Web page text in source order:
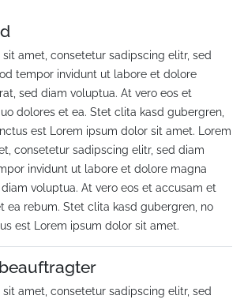
sit amet, consetetur sadipscing elitr, sed
tempor invidunt ut labore et dolore
sed diam voluptua. At vero eos et
dolores et ea. Stet clita kasd gubergren,
est Lorem ipsum dolor sit amet. Lorem
consetetur sadipscing elitr, sed diam
invidunt ut labore et dolore magna
voluptua. At vero eos et accusam et
ea rebum. Stet clita kasd gubergren, no
est Lorem ipsum dolor sit amet.
sit amet, consetetur sadipscing elitr, sed